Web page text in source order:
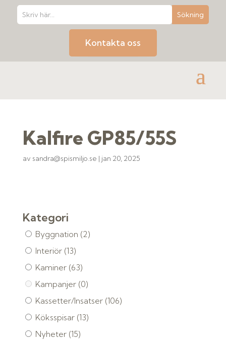
Kontakta oss
Kalfire GP85/55S
av sandra@spismiljo.se | jan 20, 2025
Kategori
Byggnation (2)
Interiör (13)
Kaminer (63)
Kampanjer (0)
Kassetter/Insatser (106)
Köksspisar (13)
Nyheter (15)